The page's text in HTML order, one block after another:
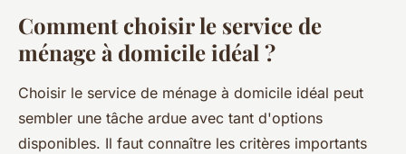
Comment choisir le service de
ménage à domicile idéal ?
Choisir le service de ménage à domicile idéal peut
sembler une tâche ardue avec tant d'options
disponibles. Il faut connaître les critères importants